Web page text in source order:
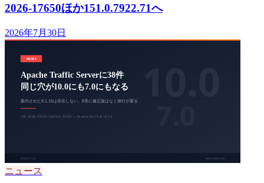
2026-17650ほか151.0.7922.71へ
2026年7月30日
ニュース